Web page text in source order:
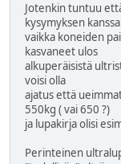
Jotenkin tuntuu
kysymyksen
vaikka koneiden
kasvaneet ulos
alkuperäisistä
voisi olla
ajatus että
550kg ( vai 650 ?)
ja lupakirja olisi
Perinteinen